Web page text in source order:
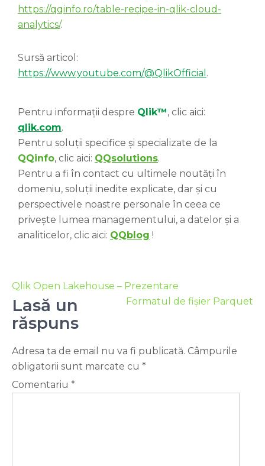
https://qqinfo.ro/table-recipe-in-qlik-cloud-
analytics/.
Sursă articol:
https://www.youtube.com/@QlikOfficial .
Pentru informații despre Qlik™, clic aici:
qlik.com.
Pentru soluții specifice și specializate de la
QQinfo, clic aici: QQsolutions.
Pentru a fi în contact cu ultimele noutăți în
domeniu, soluții inedite explicate, dar și cu
perspectivele noastre personale în ceea ce
privește lumea managementului, a datelor și a
analiticelor, clic aici: QQblog !
Qlik Open Lakehouse – Prezentare
Formatul de fișier Parquet
Lasă un
răspuns
Adresa ta de email nu va fi publicată. Câmpurile
obligatorii sunt marcate cu *
Comentariu *